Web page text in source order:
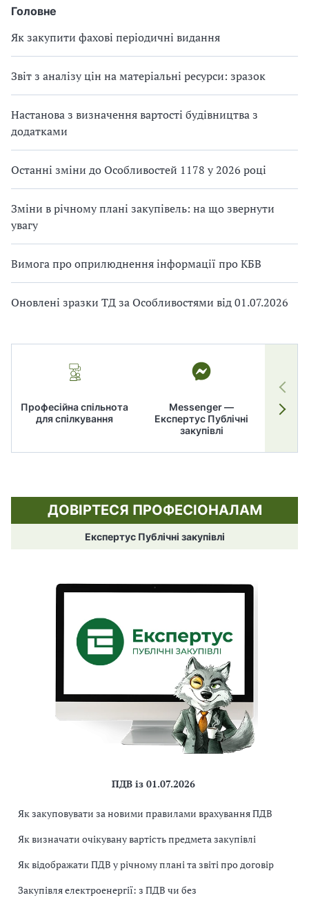
Головне
Як закупити фахові періодичні видання
Звіт з аналізу цін на матеріальні ресурси: зразок
Настанова з визначення вартості будівництва з
додатками
Останні зміни до Особливостей 1178 у 2026 році
Зміни в річному плані закупівель: на що звернути
увагу
Вимога про оприлюднення інформації про КБВ
Оновлені зразки ТД за Особливостями від 01.07.2026
Професійна спільнота
для спілкування
Messenger —
Експертус Публічні
закупівлі
ДОВІРТЕСЯ ПРОФЕСІОНАЛАМ
Експертус Публічні закупівлі
ПДВ із 01.07.2026
Як закуповувати за новими правилами врахування ПДВ
Як визначати очікувану вартість предмета закупівлі
Як відображати ПДВ у річному плані та звіті про договір
Закупівля електроенергії: з ПДВ чи без